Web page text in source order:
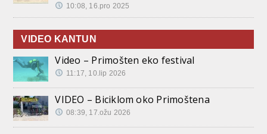
10:08, 16.pro 2025
VIDEO KANTUN
Video – Primošten eko festival
11:17, 10.lip 2026
VIDEO – Biciklom oko Primoštena
08:39, 17.ožu 2026